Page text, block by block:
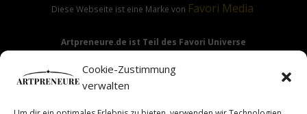
Cookie-Zustimmung
verwalten
Diese Webseite ist eine Marke von Favori Media
Artpreneure.de ist Teil des Favori Universe